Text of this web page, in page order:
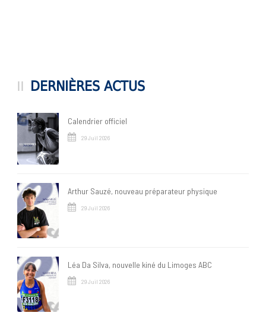
DERNIÈRES ACTUS
Calendrier officiel
29 Juil 2026
Arthur Sauzé, nouveau préparateur physique
29 Juil 2026
Léa Da Silva, nouvelle kiné du Limoges ABC
29 Juil 2026